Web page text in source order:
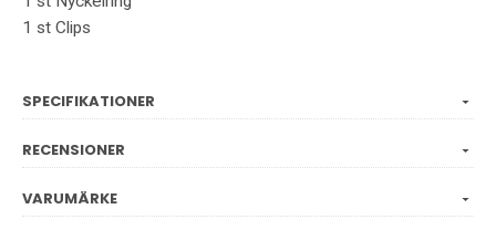
1 st Clips
SPECIFIKATIONER
RECENSIONER
VARUMÄRKE